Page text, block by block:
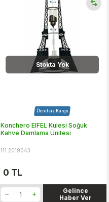
Stokta Yok
Ücretsiz Kargo
Konchero EIFEL Kulesi Soğuk
Kahve Damlama Ünitesi
111.2019043
0 TL
Gelince
Haber Ver